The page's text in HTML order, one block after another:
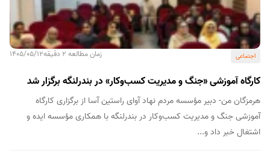
اجتماعی زمان مطالعه 2 دقیقه 1405/05/12
کارگاه آموزشی «جنگ و مدیریت کسب‌وکار» در بندرلنگه برگزار شد
هرمزگان من- دبیر مؤسسه مردم‌ نهاد آوای راستین آسا از برگزاری کارگاه
آموزشی جنگ و مدیریت کسب‌وکار در بندرلنگه با همکاری مؤسسه ایده و
اشتغال خبر داد و...